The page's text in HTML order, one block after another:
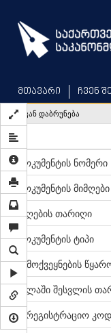
main
content
მთავარი ჩვენ
უკან დაბრუნება
დოკუმენტის ნომერი
დოკუმენტის მიმღები
მიღების თარიღი
დოკუმენტის ტიპი
გამოქვეყნების
ძალაში შესვლის
სარეგისტრაციო